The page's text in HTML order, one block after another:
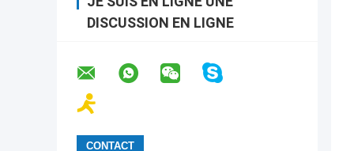
DISCUSSION EN LIGNE